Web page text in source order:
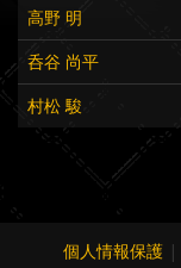
高野 明
呑谷 尚平
村松 駿
個人情報保護 |